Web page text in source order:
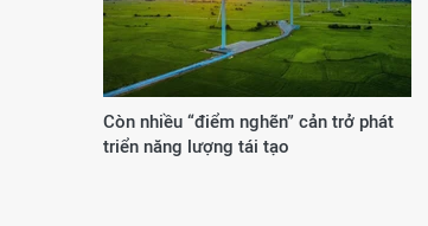
Còn nhiều “điểm nghẽn” cản trở phát
triển năng lượng tái tạo